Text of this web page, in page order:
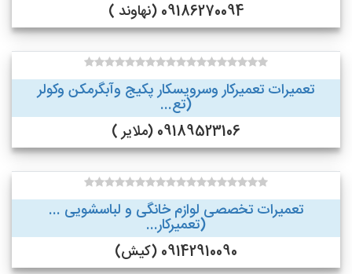
09186270094 (نهاوند )
تعمیرات تعمیرکار وسرویسکار پکیج وآبگرمکن وکولر
(تع...
09189523106 (ملایر )
تعمیرات تخصصی لوازم خانگی و لباسشویی ...
(تعمیرکار...
09142910090 (کیش)